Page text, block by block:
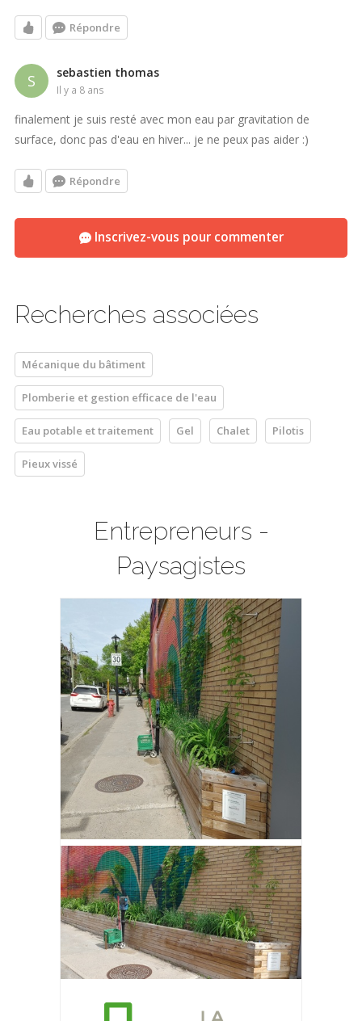
Répondre
S sebastien thomas
il y a 8 ans
finalement je suis resté avec mon eau par gravitation de
surface, donc pas d'eau en hiver... je ne peux pas aider :)
Répondre
Inscrivez-vous pour commenter
Recherches associées
Mécanique du bâtiment
Plomberie et gestion efficace de l'eau
Eau potable et traitement Gel Chalet Pilotis
Pieux vissé
Entrepreneurs -
Paysagistes